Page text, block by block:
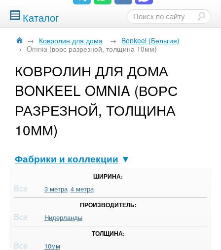
Каталог
→ Ковролин для дома → Bonkeel (Бельгия)
→ Omnia (ворс разрезной, толщина 10мм)
КОВРОЛИН ДЛЯ ДОМА
BONKEEL OMNIA (ВОРС
РАЗРЕЗНОЙ, ТОЛЩИНА
10ММ)
Фабрики и коллекции ▼
ШИРИНА:
Все 3 метра 4 метра
ПРОИЗВОДИТЕЛЬ:
Все Нидерланды
ТОЛЩИНА:
Все 10мм